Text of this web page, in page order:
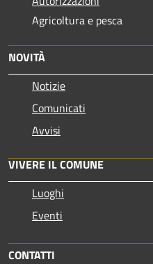
Agricoltura e pesca
NOVITÀ
Notizie
Comunicati
Avvisi
VIVERE IL COMUNE
Luoghi
Eventi
CONTATTI